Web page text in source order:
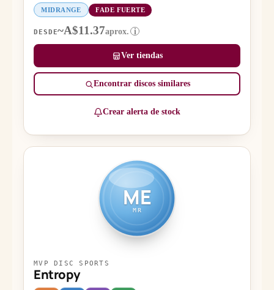
MIDRANGE FADE FUERTE
DESDE~A$11.37aprox. i
Ver tiendas
Encontrar discos similares
Crear alerta de stock
ME
MR
MVP DISC SPORTS
Entropy